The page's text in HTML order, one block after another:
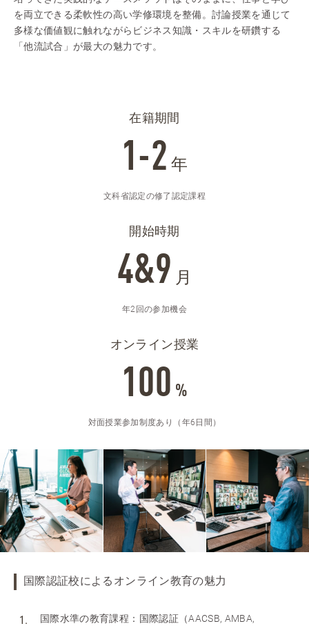
を両立できる柔軟性の高い学修環境を整備。討論授業を通じて
多様な価値観に触れながらビジネス知識・スキルを研鑽する
「他流試合」が最大の魅力です。
在籍期間
1-2 年
文科省認定の修了認定課程
開始時期
4&9 月
年2回の参加機会
オンライン授業
100 %
対面授業参加制度あり（年6日間）
国際認証校によるオンライン教育の魅力
国際水準の教育課程：国際認証（AACSB, AMBA,